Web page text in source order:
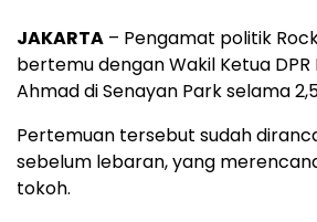
JAKARTA – Pengamat politik
bertemu dengan Wakil Ketua DPR
Ahmad di Senayan Park selama
Pertemuan tersebut sudah
sebelum lebaran, yang
tokoh.